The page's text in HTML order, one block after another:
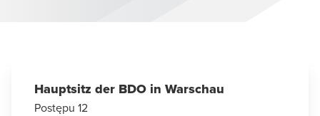
Hauptsitz der BDO in Warschau
Postępu 12